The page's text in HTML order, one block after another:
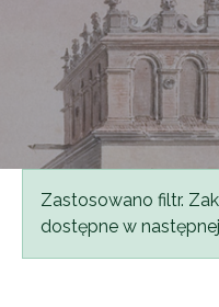
Komunikat
Zastosowano filtr.
dostępne w